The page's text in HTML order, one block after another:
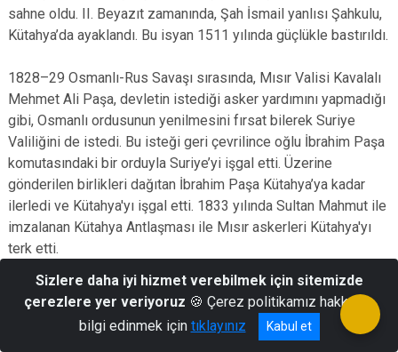
sahne oldu. II. Beyazıt zamanında, Şah İsmail yanlısı Şahkulu,
Kütahya’da ayaklandı. Bu isyan 1511 yılında güçlükle bastırıldı.
1828–29 Osmanlı-Rus Savaşı sırasında, Mısır Valisi Kavalalı
Mehmet Ali Paşa, devletin istediği asker yardımını yapmadığı
gibi, Osmanlı ordusunun yenilmesini fırsat bilerek Suriye
Valiliğini de istedi. Bu isteği geri çevrilince oğlu İbrahim Paşa
komutasındaki bir orduyla Suriye’yi işgal etti. Üzerine
gönderilen birlikleri dağıtan İbrahim Paşa Kütahya’ya kadar
ilerledi ve Kütahya'yı işgal etti. 1833 yılında Sultan Mahmut ile
imzalanan Kütahya Antlaşması ile Mısır askerleri Kütahya'yı
terk etti.
Kütahya 1867 'de Hüdavendigar Vilayetine bağlı bir sancak
merkezi iken, II. Meşrutiyetten sonra bağımsız bir sancak
oldu. Emet de Kütahya Sancağına bağlı bir belde idi. 1922
Sizlere daha iyi hizmet verebilmek için sitemizde
çerezlere yer veriyoruz 🍪 Çerez politikamız hakkında
bilgi edinmek için tıklayınız Kabul et